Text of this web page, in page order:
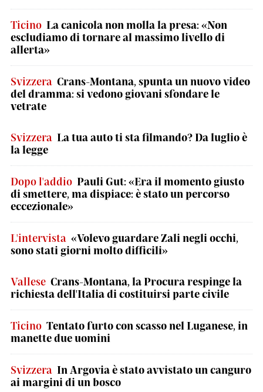
Ticino La canicola non molla la presa: «Non
escludiamo di tornare al massimo livello di
allerta»
Svizzera Crans-Montana, spunta un nuovo video
del dramma: si vedono giovani sfondare le
vetrate
Svizzera La tua auto ti sta filmando? Da luglio è
la legge
Dopo l'addio Pauli Gut: «Era il momento giusto
di smettere, ma dispiace: è stato un percorso
eccezionale»
L'intervista «Volevo guardare Zali negli occhi,
sono stati giorni molto difficili»
Vallese Crans-Montana, la Procura respinge la
richiesta dell'Italia di costituirsi parte civile
Ticino Tentato furto con scasso nel Luganese, in
manette due uomini
Svizzera In Argovia è stato avvistato un canguro
ai margini di un bosco